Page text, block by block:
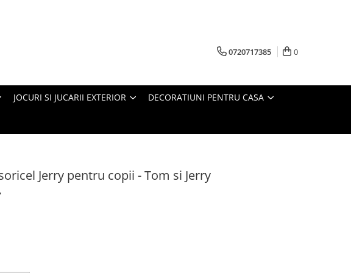
0720717385 0
JOCURI SI JUCARII EXTERIOR DECORATIUNI PENTRU CASA
Jerry pentru copii - Tom si Jerry